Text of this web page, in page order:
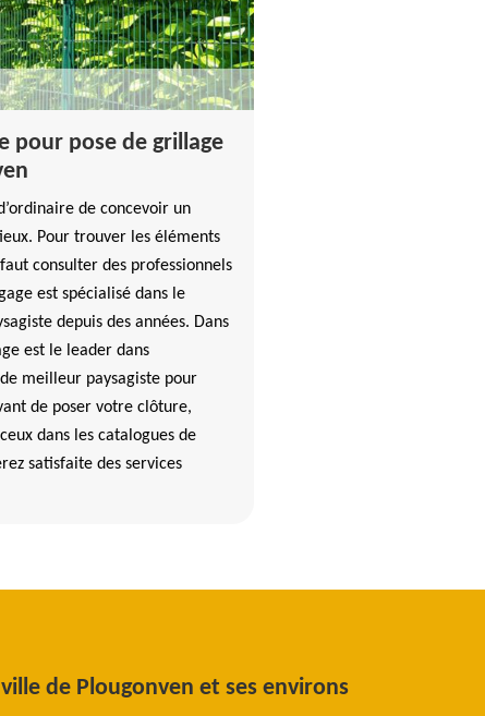
pour pose de grillage
de concevoir un
Pour trouver les éléments
consulter des professionnels
est spécialisé dans le
depuis des années. Dans
est le leader dans
meilleur paysagiste pour
de poser votre clôture,
dans les catalogues de
satisfaite des services
de Plougonven et ses environs